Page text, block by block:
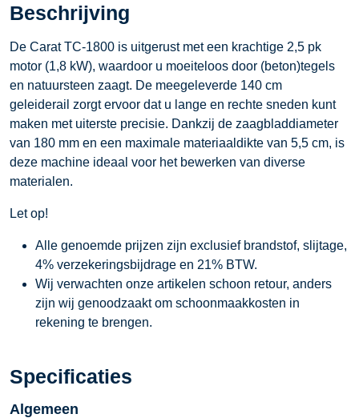
Beschrijving
De Carat TC-1800 is uitgerust met een krachtige 2,5 pk
motor (1,8 kW), waardoor u moeiteloos door (beton)tegels
en natuursteen zaagt. De meegeleverde 140 cm
geleiderail zorgt ervoor dat u lange en rechte sneden kunt
maken met uiterste precisie. Dankzij de zaagbladdiameter
van 180 mm en een maximale materiaaldikte van 5,5 cm, is
deze machine ideaal voor het bewerken van diverse
materialen.
Let op!
Alle genoemde prijzen zijn exclusief brandstof, slijtage,
4% verzekeringsbijdrage en 21% BTW.
Wij verwachten onze artikelen schoon retour, anders
zijn wij genoodzaakt om schoonmaakkosten in
rekening te brengen.
Specificaties
Algemeen